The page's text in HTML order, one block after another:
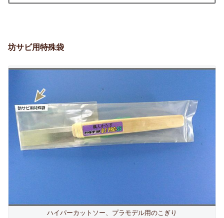
坊サビ用特殊袋
ハイパーカットソー、プラモデル用のこぎり